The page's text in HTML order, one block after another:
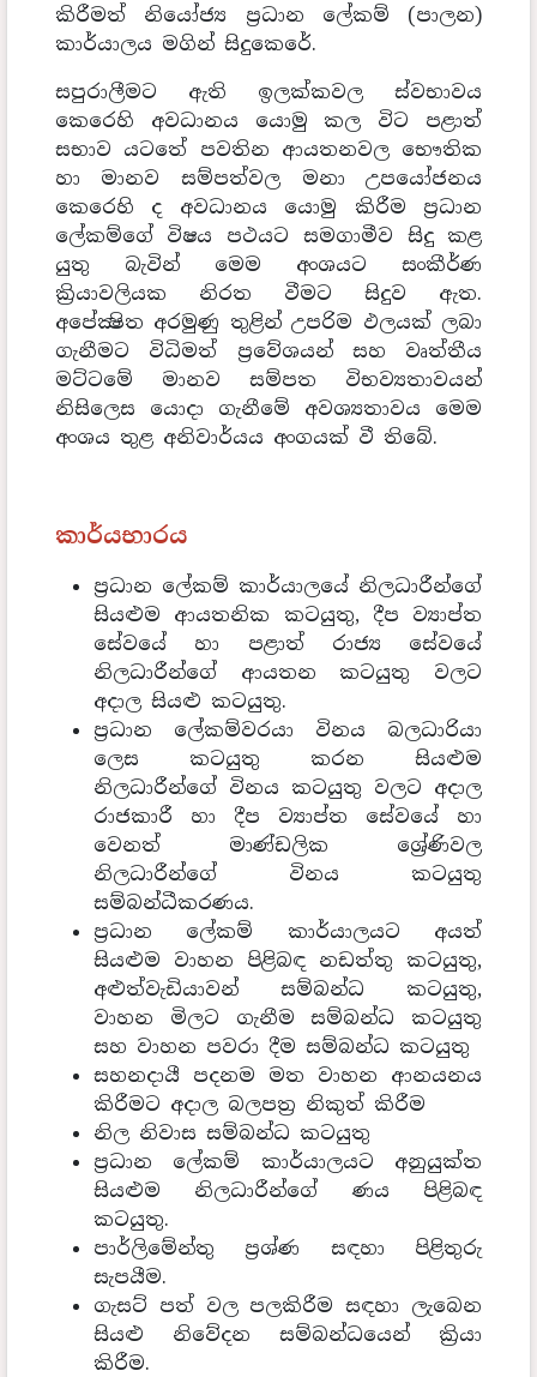
කිරීමත් නියෝජ්‍ය ප්‍රධාන ලේකම් (පාලන)
කාර්යාලය මගින් සිදුකෙරේ.
සපුරාලීමට ඇති ඉලක්කවල ස්වභාවය
කෙරෙහි අවධානය යොමු කල විට පළාත්
සභාව යටතේ පවතින ආයතනවල භෞතික
හා මානව සම්පත්වල මනා උපයෝජනය
කෙරෙහි ද අවධානය යොමු කිරීම ප්‍රධාන
ලේකම්ගේ විෂය පථයට සමගාමීව සිදු කළ
යුතු බැවින් මෙම අංශයට සංකීර්ණ
ක්‍රියාවලියක නිරත වීමට සිදුව ඇත.
අපේක්‍ෂිත අරමුණු තුළින් උපරිම ඵලයක් ලබා
ගැනීමට විධිමත් ප්‍රවේශයන් සහ වෘත්තීය
මට්ටමේ මානව සම්පත විභව්‍යතාවයන්
නිසිලෙස යොදා ගැනීමේ අවශ්‍යතාවය මෙම
අංශය තුළ අනිවාර්යය අංගයක් වී තිබේ.
කාර්යභාරය
ප්‍රධාන ලේකම් කාර්යාලයේ නිලධාරීන්ගේ
සියළුම ආයතනික කටයුතු, දීප ව්‍යාප්ත
සේවයේ හා පළාත් රාජ්‍ය සේවයේ
නිලධාරීන්ගේ ආයතන කටයුතු වලට
අදාල සියළු කටයුතු.
ප්‍රධාන ලේකම්වරයා විනය බලධාරියා
ලෙස කටයුතු කරන සියළුම
නිලධාරීන්ගේ විනය කටයුතු වලට අදාල
රාජකාරී හා දීප ව්‍යාප්ත සේවයේ හා
වෙනත් මාණ්ඩලික ශ්‍රේණිවල
නිලධාරීන්ගේ විනය කටයුතු
සම්බන්ධීකරණය.
ප්‍රධාන ලේකම් කාර්යාලයට අයත්
සියළුම වාහන පිළිබඳ නඩත්තු කටයුතු,
අළුත්වැඩියාවන් සම්බන්ධ කටයුතු,
වාහන මිලට ගැනීම සම්බන්ධ කටයුතු
සහ වාහන පවරා දීම සම්බන්ධ කටයුතු
සහනදායී පදනම මත වාහන ආනයනය
කිරීමට අදාල බලපත්‍ර නිකුත් කිරීම
නිල නිවාස සම්බන්ධ කටයුතු
ප්‍රධාන ලේකම් කාර්යාලයට අනුයුක්ත
සියළුම නිලධාරීන්ගේ ණය පිළිබඳ
කටයුතු.
පාර්ලිමේන්තු ප්‍රශ්ණ සඳහා පිළිතුරු
සැපයීම.
ගැසට් පත් වල පලකිරීම සඳහා ලැබෙන
සියළු නිවේදන සම්බන්ධයෙන් ක්‍රියා
කිරීම.